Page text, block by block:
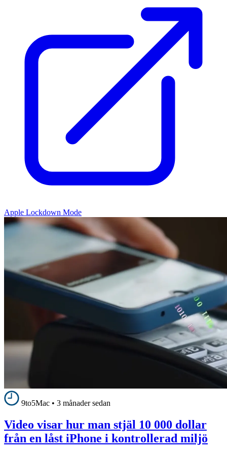
Apple Lockdown Mode
9to5Mac • 3 månader sedan
Video visar hur man stjäl 10 000 dollar
från en låst iPhone i kontrollerad miljö